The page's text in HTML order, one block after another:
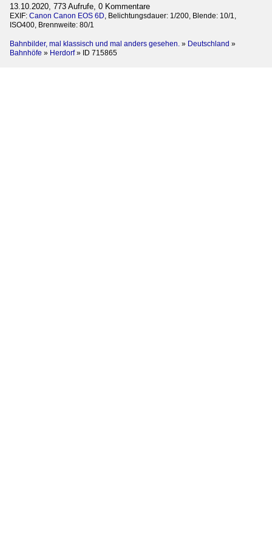
13.10.2020, 773 Aufrufe, 0 Kommentare
EXIF: Canon Canon EOS 6D, Belichtungsdauer: 1/200, Blende: 10/1,
ISO400, Brennweite: 80/1
Bahnbilder, mal klassisch und mal anders gesehen. » Deutschland »
Bahnhöfe » Herdorf» ID 715865